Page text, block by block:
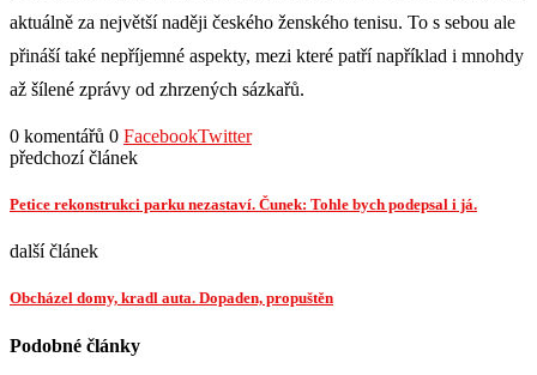
aktuálně za největší naději českého ženského tenisu. To s sebou ale
přináší také nepříjemné aspekty, mezi které patří například i mnohdy
až šílené zprávy od zhrzených sázkařů.
0 komentářů 0 FacebookTwitter
předchozí článek
Petice rekonstrukci parku nezastaví. Čunek: Tohle bych podepsal i já.
další článek
Obcházel domy, kradl auta. Dopaden, propuštěn
Podobné články